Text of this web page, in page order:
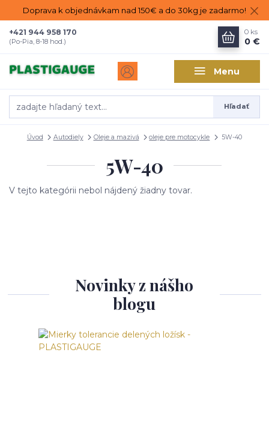
Doprava k objednávkam nad 150€ a do 30kg je zadarmo!
Menu
Hľadať
+421 944 958 170
(Po-Pia, 8-18 hod.)
0 ks
0 €
Úvod Autodiely Oleje a mazivá oleje pre motocykle 5W-40
5W-40
V tejto kategórii nebol nájdený žiadny tovar.
Novinky z nášho
blogu